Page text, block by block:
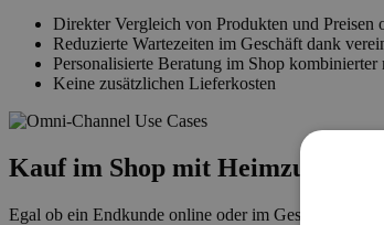
Direkter Vergleich von Produkten und Preisen
Reduzierte Wartezeiten im Geschäft dank
Personalisierte Beratung im Shop
Keine zusätzlichen Lieferkosten
Kauf im Shop mit Heimzustellung
Egal ob ein Endkunde online oder im Geschäft